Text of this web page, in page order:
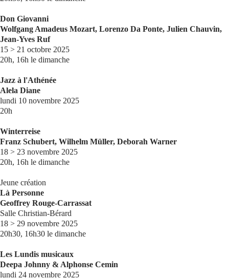
Don Giovanni
Wolfgang Amadeus Mozart, Lorenzo Da Ponte, Julien Chauvin,
Jean-Yves Ruf
15 > 21 octobre 2025
20h, 16h le dimanche
Jazz à l'Athénée
Alela Diane
lundi 10 novembre 2025
20h
Winterreise
Franz Schubert, Wilhelm Müller, Deborah Warner
18 > 23 novembre 2025
20h, 16h le dimanche
Jeune création
Là Personne
Geoffrey Rouge-Carrassat
Salle Christian-Bérard
18 > 29 novembre 2025
20h30, 16h30 le dimanche
Les Lundis musicaux
Deepa Johnny & Alphonse Cemin
lundi 24 novembre 2025